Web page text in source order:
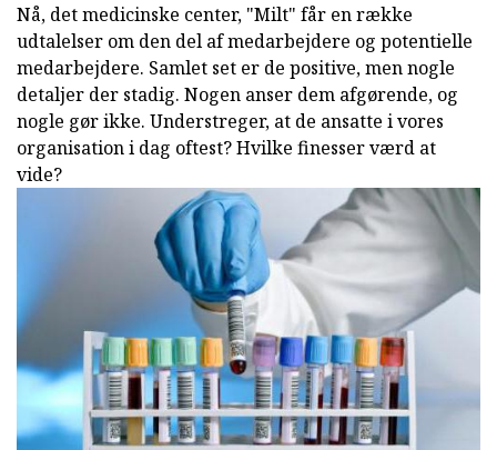
Nå, det medicinske center, "Milt" får en række
udtalelser om den del af medarbejdere og potentielle
medarbejdere. Samlet set er de positive, men nogle
detaljer der stadig. Nogen anser dem afgørende, og
nogle gør ikke. Understreger, at de ansatte i vores
organisation i dag oftest? Hvilke finesser værd at
vide?